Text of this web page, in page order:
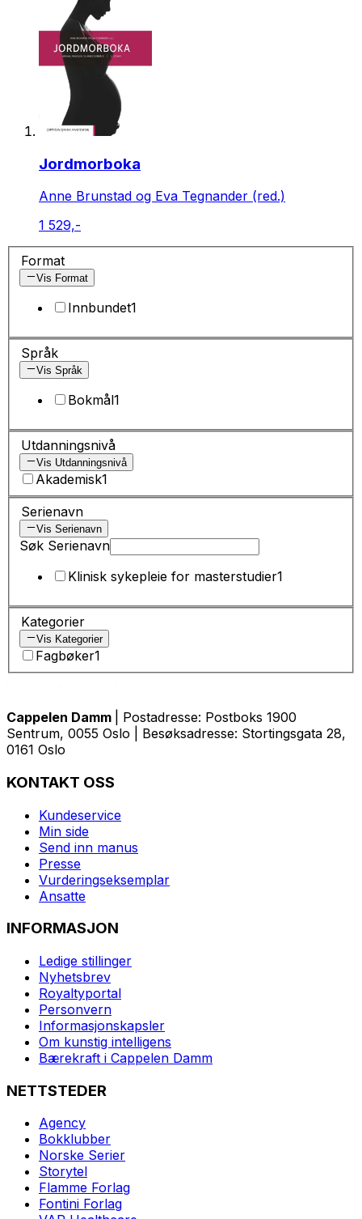
Jordmorboka
Anne Brunstad og Eva Tegnander (red.)
1 529,-
Format
Vis Format
Innbundet1
Språk
Vis Språk
Bokmål1
Utdanningsnivå
Vis Utdanningsnivå
Akademisk1
Serienavn
Vis Serienavn
Søk Serienavn
Klinisk sykepleie for masterstudier1
Kategorier
Vis Kategorier
Fagbøker1
Cappelen Damm
| Postadresse: Postboks 1900
Sentrum, 0055 Oslo | Besøksadresse: Stortingsgata 28,
0161 Oslo
KONTAKT OSS
Kundeservice
Min side
Send inn manus
Presse
Vurderingseksemplar
Ansatte
INFORMASJON
Ledige stillinger
Nyhetsbrev
Royaltyportal
Personvern
Informasjonskapsler
Om kunstig intelligens
Bærekraft i Cappelen Damm
NETTSTEDER
Agency
Bokklubber
Norske Serier
Storytel
Flamme Forlag
Fontini Forlag